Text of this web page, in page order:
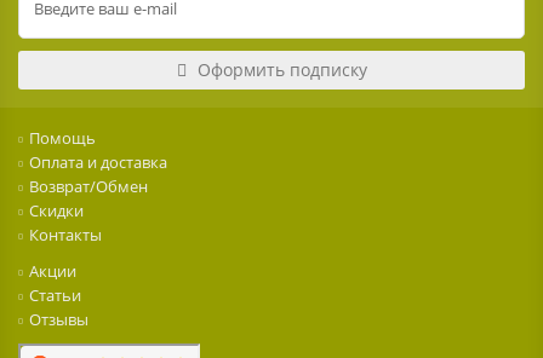
Оформить подписку
Помощь
Оплата и доставка
Возврат/Обмен
Скидки
Контакты
Акции
Статьи
Отзывы